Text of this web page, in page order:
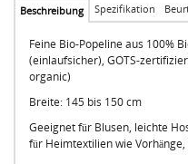
Beschreibung Spezifikation
Feine Bio-Popeline aus 100%
(einlaufsicher), GOTS-
organic)
Breite: 145 bis 150 cm
Geeignet für Blusen, leichte
für Heimtextilien wie